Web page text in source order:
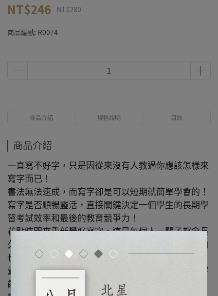
NT$246 NT$280
商品編號: R0074
商品介紹 規格說明 目錄
商品介紹
一直寫不好字，只是因從來沒有人教過你應該怎樣來
寫字而已！
書法無法速成，而寫字卻是可以短期就簡單學會的！
寫字是否順暢靈活，直接關鍵決定一個學生的長期學
習考試效率和最後的教育競爭力！
花點時間來重新學好寫字，這是每個人一輩子都會長
久用到的技能，相信這樣的時間投資會是非常有價值
也非常有意義的。
彙整布衣老師一百多場現場研習菁華，讓你學習寫字
能走一條最短的直線捷徑，不再辛苦繞彎路和迷路。